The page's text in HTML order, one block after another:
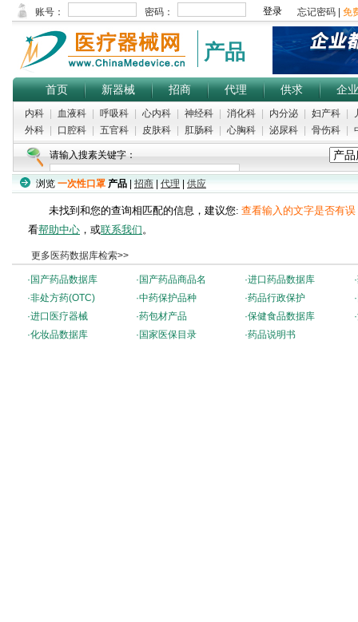
产品
首页 新器械 招商 代理 供求 企业
内科 血液科 呼吸科 心内科 神经科 消化科 内分泌 妇产科
外科
口腔科 五官科 皮肤科 肛肠科 心胸科 泌尿科 骨伤科
请输入搜素关键字：
浏览 一次性口罩 产品 招商 代理 供应
未找到和您的查询相匹配的信息，建议您: 查看输入的文字是否有误
看帮助中心 ，或联系我们。
更多医药数据库检索>>
· 国产药品数据库 · 国产药品商品名 ·进口药品数据库 ·
·非处方药(OTC) ·中药保护品种 ·药品行政保护 ·
·进口医疗器械 ·药包材产品 ·保健食品数据库 ·
·化妆品数据库 · 国家医保目录 ·药品说明书